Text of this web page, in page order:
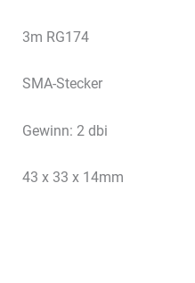
3m RG174
SMA-Stecker
Gewinn: 2 dbi
43 x 33 x 14mm